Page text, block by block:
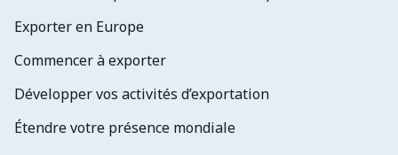
Exporter en Europe
Commencer à exporter
Développer vos activités d’exportation
Étendre votre présence mondiale